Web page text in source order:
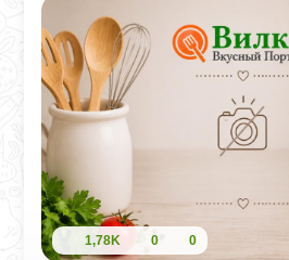
нежность и сочность пюре
гарнир получается очень
насыщенным, он идеально
запеченное мясо или
обычный ужин в маленькое
1,78K 0 0